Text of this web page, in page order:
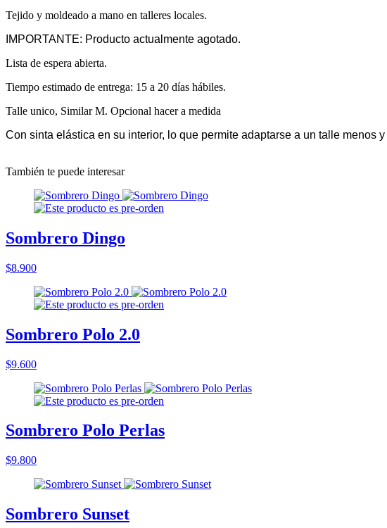
Tejido y moldeado a mano en talleres locales.
IMPORTANTE: Producto actualmente agotado.
Lista de espera abierta.
Tiempo estimado de entrega: 15 a 20 días hábiles.
Talle unico, Similar M. Opcional hacer a medida
Con sinta elástica en su interior, lo que permite adaptarse a un talle menos
También te puede interesar
Sombrero Dingo
$8.900
Sombrero Polo 2.0
$9.600
Sombrero Polo Perlas
$9.800
Sombrero Sunset